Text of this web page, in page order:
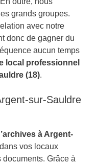
grands groupes.
avec notre
donc de gagner du
aucun temps
local professionnel
(18).
sur-Sauldre
à Argent-
vos locaux
Grâce à